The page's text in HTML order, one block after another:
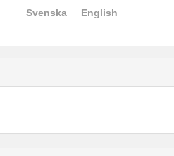
Svenska English